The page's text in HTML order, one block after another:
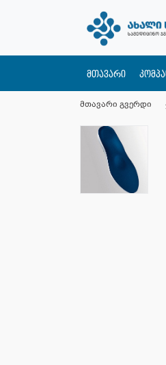
მთავარი
მთავარი გვერდი